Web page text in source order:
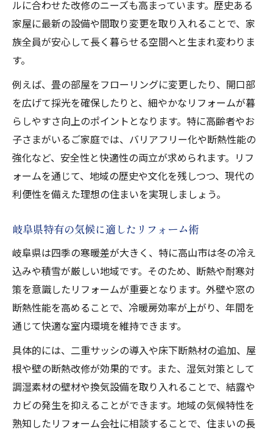
ルに合わせた改修のニーズも高まっています。歴史ある
家屋に最新の設備や間取り変更を取り入れることで、家
族全員が安心して長く暮らせる空間へと生まれ変わりま
す。
例えば、畳の部屋をフローリングに変更したり、開口部
を広げて採光を確保したりと、細やかなリフォームが暮
らしやすさ向上のポイントとなります。特に高齢者やお
子さまがいるご家庭では、バリアフリー化や断熱性能の
強化など、安全性と快適性の両立が求められます。リフ
ォームを通じて、地域の歴史や文化を残しつつ、現代の
利便性を備えた理想の住まいを実現しましょう。
岐阜県特有の気候に適したリフォーム術
岐阜県は四季の寒暖差が大きく、特に高山市は冬の冷え
込みや積雪が厳しい地域です。そのため、断熱や耐寒対
策を意識したリフォームが重要となります。外壁や窓の
断熱性能を高めることで、冷暖房効率が上がり、年間を
通じて快適な室内環境を維持できます。
具体的には、二重サッシの導入や床下断熱材の追加、屋
根や壁の断熱改修が効果的です。また、湿気対策として
調湿素材の壁材や換気設備を取り入れることで、結露や
カビの発生を抑えることができます。地域の気候特性を
熟知したリフォーム会社に相談することで、住まいの長